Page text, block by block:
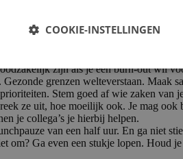
een tandje terugschakelen maar
dat je uitvalt moet je echt even
kan, zoals ik eerder al schreef, uit
kunnen we dit niet alleen.
zijn als je een burn-out wil
grenzen welteverstaan. Maak
Stem goed af wie zaken van
ze uit, hoe moeilijk ook. Je mag
je collega’s je hierbij helpen.
van een half uur. En ga niet
om? Ga even een stukje lopen. Houd
COOKIE-INSTELLINGEN